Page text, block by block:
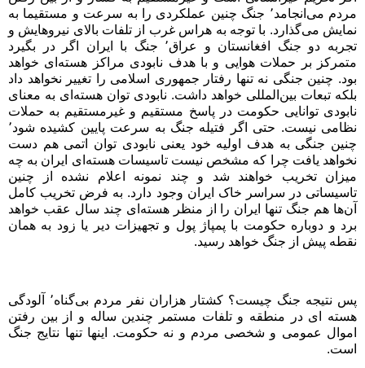
مردم می‌انجامد٬ جنگ چنین عملکردی را به سرعت و مستقیما به
نمایش می‌گذارد. با توجه به هراس غرب از تلفات بالای نیروهایش و
تجربه دو جنگ افغانستان و عراق٬ جنگ با ایران اگر در بگیرد
متمرکز بر حملات هوایی و با هدف نابودی مراکز هسته‌ای خواهد
بود. چنین جنگی نه تنها رفتار جمهوری اسلامی را تغییر نخواهد داد
بلکه تبعات بین‌المللی خواهد داشت. نابودی توان هسته‌ای به معنای
نابودی توانایی حکومت در پاسخ مستقیم و غیرمستقیم به حملات
نظامی نیست. حتی اگر فتیله جنگ به سرعت پایین کشیده شود٬
چنین جنگی به هدف اولیه خود یعنی نابودی توان اتمی هم دست
نخواهد یافت چرا که مشخص نیست تاسیسات هسته‌ای ایران به چه
میزان تخریب خواهند شد و چند نمونه اعلام نشده از چنین
تاسیساتی در سراسر خاک ایران وجود دارد. به فرض تخریب کامل
آن‌ها هم جنگ تنها ایران را از منظر هسته‌ای چند سال عقب خواهد
برد و دوباره حکومت با پمپاژ پول و تجهیزات دیر یا زود به همان
نقطه پیش از جنگ خواهد رسید.
پس نتیجه جنگ چیست؟ کشتار هزاران نفر مردم بی‌گناه٬ آلودگی
هسته ای در منطقه و تلفات مستمر چندین ساله و از بین رفتن
اموال عمومی و شخصی مردم و نه حکومت. اینها تنها نتایج جنگ
است.